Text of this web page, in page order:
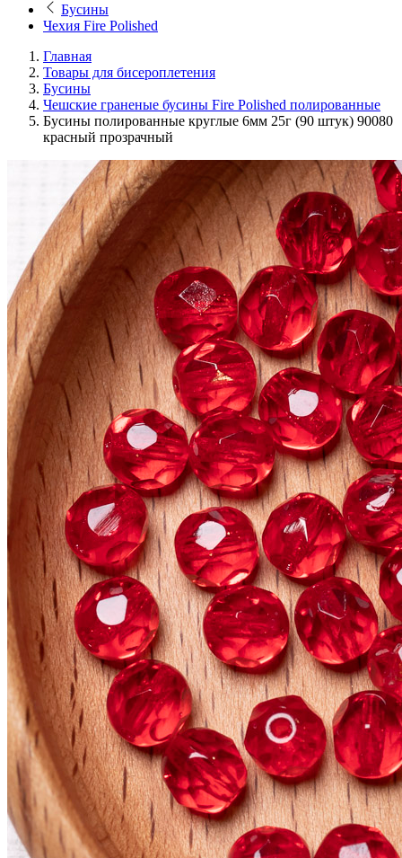
Бусины
Чехия Fire Polished
Главная
Товары для бисероплетения
Бусины
Чешские граненые бусины Fire Polished полированные
Бусины полированные круглые 6мм 25г (90 штук) 90080
красный прозрачный